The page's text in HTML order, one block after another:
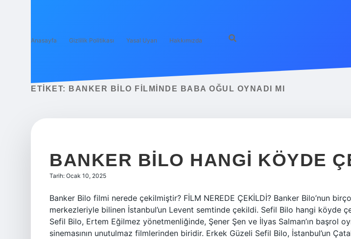
Anasayfa Gizlilik Politikası Yasal Uyarı Hakkımızda
ETIKET: BANKER BILO FILMINDE BABA OĞUL OYNADI MI
BANKER BILO HANGI KÖYDE
Tarih: Ocak 10, 2025
Banker Bilo filmi nerede çekilmiştir? FİLM NEREDE ÇEKİLDİ? Banker Bilo’nun
merkezleriyle bilinen İstanbul’un Levent semtinde çekildi. Sefil Bilo hangi köyde
Sefil Bilo, Ertem Eğilmez yönetmenliğinde, Şener Şen ve İlyas Salman’ın başrol
sinemasının unutulmaz filmlerinden biridir. Erkek Güzeli Sefil Bilo, İstanbul’un